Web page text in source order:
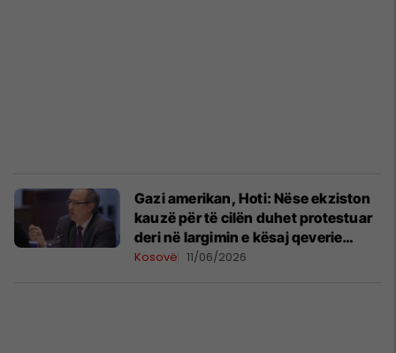
Gazi amerikan, Hoti: Nëse ekziston
kauzë për të cilën duhet protestuar
deri në largimin e kësaj qeverie
është projekti i gazit
Kosovë 11/06/2026